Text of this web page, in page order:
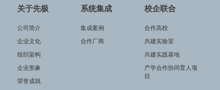
关于先极
公司简介
企业文化
组织架构
企业形象
荣誉成就
系统集成
集成案例
合作厂商
校企联合
合作高校
共建实验室
共建实践基地
产学合作协同育人项
目